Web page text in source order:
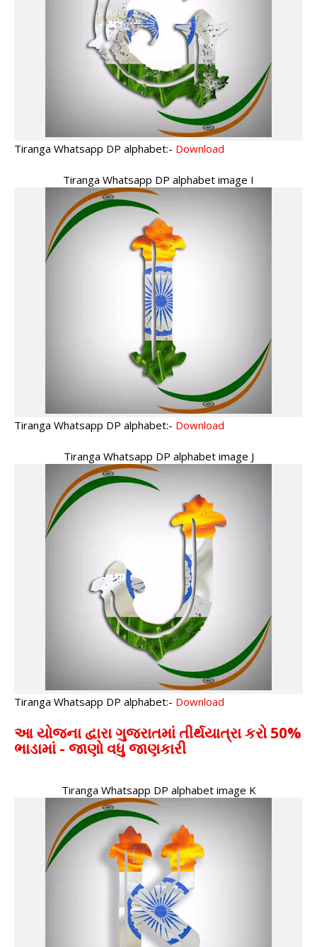
Tiranga Whatsapp DP alphabet:- Download
Tiranga Whatsapp DP alphabet image I
Tiranga Whatsapp DP alphabet:- Download
Tiranga Whatsapp DP alphabet image J
Tiranga Whatsapp DP alphabet:- Download
આ યોજના દ્વારા ગુજરાતમાં તીર્થયાત્રા કરો 50%
ભાડામાં - જાણો વધુ જાણકારી
Tiranga Whatsapp DP alphabet image K